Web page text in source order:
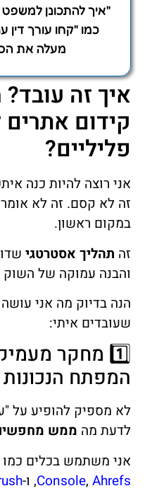
"איך להתכונן למשפט
כמו "קחו עורך דין
מעלה את
איך זה
קידום אתרים
פליליים?
אני רוצה להיות כנה
זה לא קסם. זה לא
במקום ראשון.
זה תהליך אסטרטגי
והבנה עמוקה של
הנה בדיוק מה אני
שעובדים איתי:
1️⃣ מחקר
המפתח הנכונות
לא מספיק להופיע על
לדעת מה ממש
אני משתמש בכלים כמו
Console, Ahrefs , ו-